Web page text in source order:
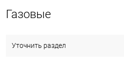
Газовые
Уточнить раздел